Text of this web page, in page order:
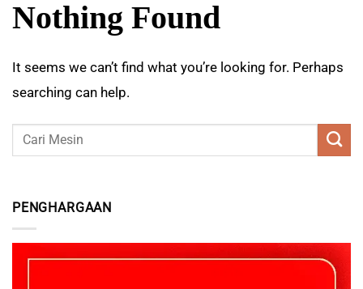
PENGHARGAAN
Nothing Found
It seems we can’t find what you’re looking for. Perhaps
searching can help.